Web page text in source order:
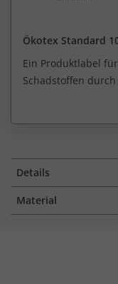
Ökotex Standard
Ein Produktlabel
Schadstoffen
Details
Material